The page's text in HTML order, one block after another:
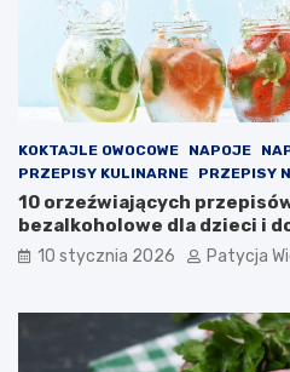
KOKTAJLE OWOCOWE NAPOJE
PRZEPISY KULINARNE
PRZEPISY
10 orzeźwiających
bezalkoholowe dla dzieci i
10 stycznia 2026 Patycja